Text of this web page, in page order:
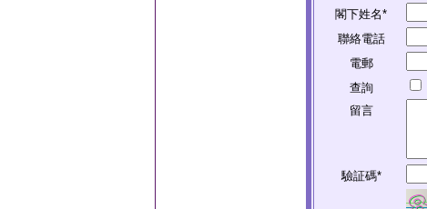
閣下姓名*
聯絡電話
電郵
查詢
留言
驗証碼*